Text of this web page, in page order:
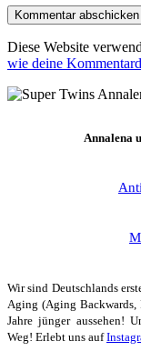
Diese Website
wie deine
Annalena
Wir sind Deutschlands
Aging (Aging
Jahre jünger aussehen!
Weg! Erlebt uns auf